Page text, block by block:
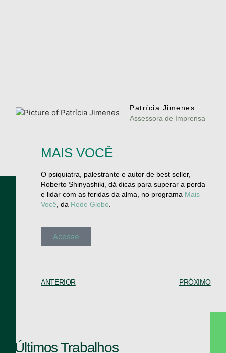
Patrícia Jimenes
Assessora de Imprensa
MAIS VOCÊ
O psiquiatra, palestrante e autor de best seller,
Roberto Shinyashiki, dá dicas para superar a perda
e lidar com as feridas da alma, no programa Mais
Você , da Rede Globo
Acesse
ANTERIOR PRÓXIMO
Últimos Trabalhos